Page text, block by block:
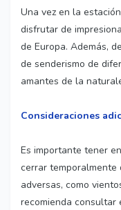
Una vez en la
disfrutar de
de Europa. Además,
de senderismo de
amantes de la
Consideraciones
Es importante tener
cerrar temporalmente
adversas, como
recomienda